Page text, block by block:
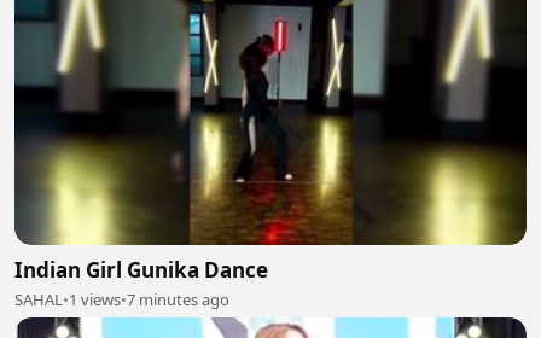
Indian Girl Gunika Dance
SAHAL •1 views•7 minutes ago